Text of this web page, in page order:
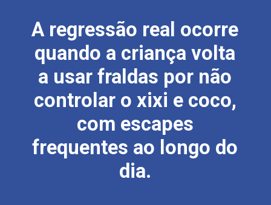
A regressão real ocorre
quando a criança volta
a usar fraldas por não
controlar o xixi e coco,
com escapes
frequentes ao longo do
dia.